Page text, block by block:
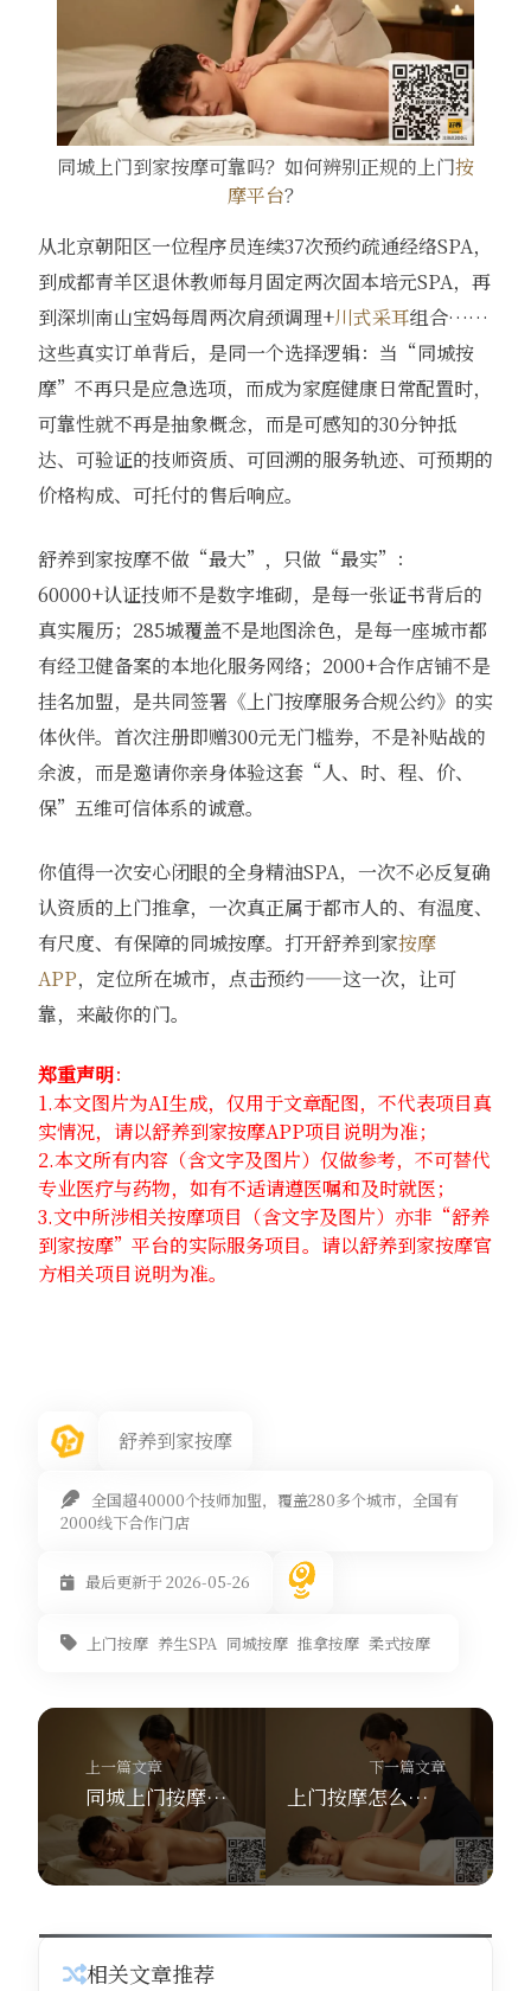
同城上门到家按摩可靠吗？如何辨别正规的上门按
摩平台？
从北京朝阳区一位程序员连续37次预约疏通经络SPA，
到成都青羊区退休教师每月固定两次固本培元SPA，再
到深圳南山宝妈每周两次肩颈调理+川式采耳组合……
这些真实订单背后，是同一个选择逻辑：当“同城按
摩”不再只是应急选项，而成为家庭健康日常配置时，
可靠性就不再是抽象概念，而是可感知的30分钟抵
达、可验证的技师资质、可回溯的服务轨迹、可预期的
价格构成、可托付的售后响应。
舒养到家按摩不做“最大”，只做“最实”：
60000+认证技师不是数字堆砌，是每一张证书背后的
真实履历；285城覆盖不是地图涂色，是每一座城市都
有经卫健备案的本地化服务网络；2000+合作店铺不是
挂名加盟，是共同签署《上门按摩服务合规公约》的实
体伙伴。首次注册即赠300元无门槛券，不是补贴战的
余波，而是邀请你亲身体验这套“人、时、程、价、
保”五维可信体系的诚意。
你值得一次安心闭眼的全身精油SPA，一次不必反复确
认资质的上门推拿，一次真正属于都市人的、有温度、
有尺度、有保障的同城按摩。打开舒养到家按摩
APP，定位所在城市，点击预约——这一次，让可
靠，来敲你的门。
郑重声明：
1.本文图片为AI生成，仅用于文章配图，不代表项目真
实情况，请以舒养到家按摩APP项目说明为准；
2.本文所有内容（含文字及图片）仅做参考，不可替代
专业医疗与药物，如有不适请遵医嘱和及时就医；
3.文中所涉相关按摩项目（含文字及图片）亦非“舒养
到家按摩”平台的实际服务项目。请以舒养到家按摩官
方相关项目说明为准。
舒养到家按摩
全国超40000个技师加盟，覆盖280多个城市，全国有
2000线下合作门店
最后更新于 2026-05-26
上门按摩 养生SPA 同城按摩 推拿按摩 柔式按摩
上一篇文章
同城上门按摩平台哪家好？舒养到家按摩30分钟上门·285城全覆盖·7大SPA避坑指南
下一篇文章
上门按摩怎么判断正规？舒养到家按摩7个细节一看便知
相关文章推荐